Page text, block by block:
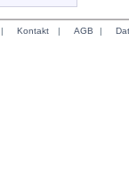
| Kontakt | AGB |